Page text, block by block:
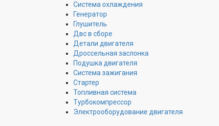
Cистема охлаждения
Генератор
Глушитель
Двс в сборе
Детали двигателя
Дроссельная заслонка
Подушка двигателя
Система зажигания
Стартер
Топливная система
Турбокомпрессор
Электрооборудование двигателя